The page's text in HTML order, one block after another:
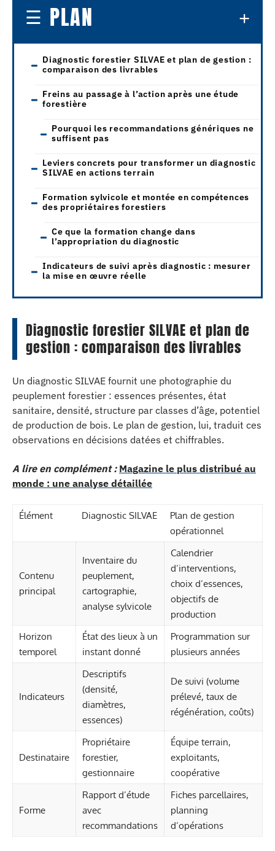
PLAN
Diagnostic forestier SILVAE et plan de gestion :
comparaison des livrables
Freins au passage à l’action après une étude
forestière
Pourquoi les recommandations génériques ne
suffisent pas
Leviers concrets pour transformer un diagnostic
SILVAE en actions terrain
Formation sylvicole et montée en compétences
des propriétaires forestiers
Ce que la formation change dans
l’appropriation du diagnostic
Indicateurs de suivi après diagnostic : mesurer
la mise en œuvre réelle
Diagnostic forestier SILVAE et plan de
gestion : comparaison des livrables
Un diagnostic SILVAE fournit une photographie du
peuplement forestier : essences présentes, état
sanitaire, densité, structure par classes d’âge, potentiel
de production de bois. Le plan de gestion, lui, traduit ces
observations en décisions datées et chiffrables.
A lire en complément : Magazine le plus distribué au
monde : une analyse détaillée
Élément Diagnostic SILVAE
Plan de gestion
opérationnel
Contenu
principal
Inventaire du
peuplement,
cartographie,
analyse sylvicole
Calendrier
d’interventions,
choix d’essences,
objectifs de
production
Horizon
temporel
État des lieux à un
instant donné
Programmation sur
plusieurs années
Indicateurs
Descriptifs
(densité,
diamètres,
essences)
De suivi (volume
prélevé, taux de
régénération, coûts)
Destinataire
Propriétaire
forestier,
gestionnaire
Équipe terrain,
exploitants,
coopérative
Forme
Rapport d’étude
avec
recommandations
Fiches parcellaires,
planning
d’opérations